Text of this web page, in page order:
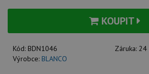
KOUPIT
Kód: BDN1046 Záruka: 24
Výrobce: BLANCO